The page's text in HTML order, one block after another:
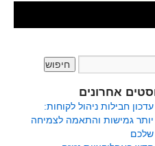
אחרונים
עדכון חבילות ניהול לקוחות:
יותר גמישות והתאמה לצמיחה
שלכם